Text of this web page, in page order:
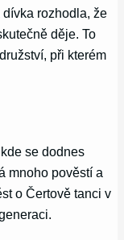
rozhodla, že
děje. To
při kterém
se dodnes
mnoho pověstí a
o Čertově tanci v